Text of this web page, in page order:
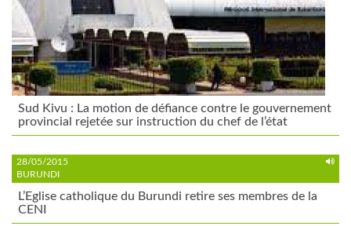
Sud Kivu : La motion de défiance contre le gouvernement
provincial rejetée sur instruction du chef de l’état
28/05/2015
BURUNDI
L’Eglise catholique du Burundi retire ses membres de la
CENI